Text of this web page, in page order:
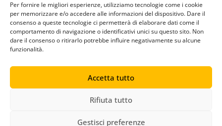
Per fornire le migliori esperienze, utilizziamo tecnologie come i cookie
per memorizzare e/o accedere alle informazioni del dispositivo. Dare il
consenso a queste tecnologie ci permetterà di elaborare dati come il
comportamento di navigazione o identificativi unici su questo sito. Non
dare il consenso o ritirarlo potrebbe influire negativamente su alcune
funzionalità.
Accetta tutto
Rifiuta tutto
Gestisci preferenze
Parco Zoo Falconara srl
Iscritta al registro delle imprese di Ancona N° 00880380423
REA N° AN95352 || Capitale Sociale € 60.000,00
Copyright © 2024 Parco Zoo Falconara
Tutti i diritti riservati